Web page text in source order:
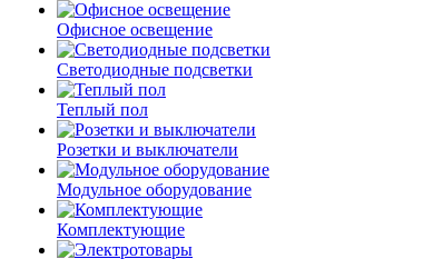
Офисное освещение
Светодиодные подсветки
Теплый пол
Розетки и выключатели
Модульное оборудование
Комплектующие